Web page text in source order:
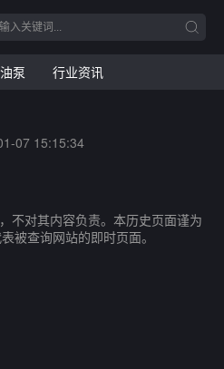
泵 行业资讯
07 15:15:34
不对其内容负责。本历史页面谨为
被查询网站的即时页面。